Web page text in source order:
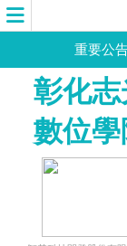
重要公
彰化志
數位學